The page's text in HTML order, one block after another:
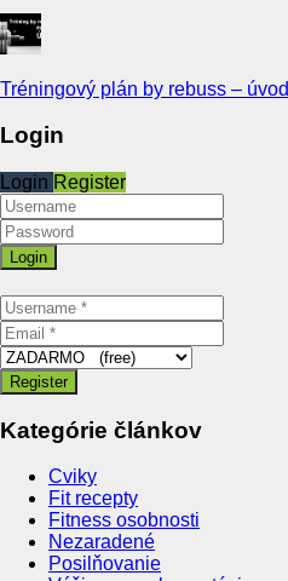
Tréningový plán by rebuss – úvod
Login
Login Register
Kategórie článkov
Cviky
Fit recepty
Fitness osobnosti
Nezaradené
Posilňovanie